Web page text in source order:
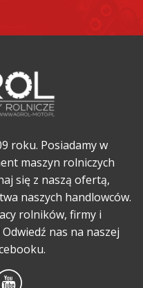
roku. Posiadamy w
maszyn rolniczych
się z naszą ofertą,
naszych handlowców.
rolników, firmy i
nas na naszej